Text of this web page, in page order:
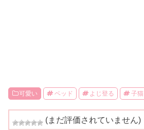
可愛い ベッド よじ登る 子猫
(まだ評価されていません)